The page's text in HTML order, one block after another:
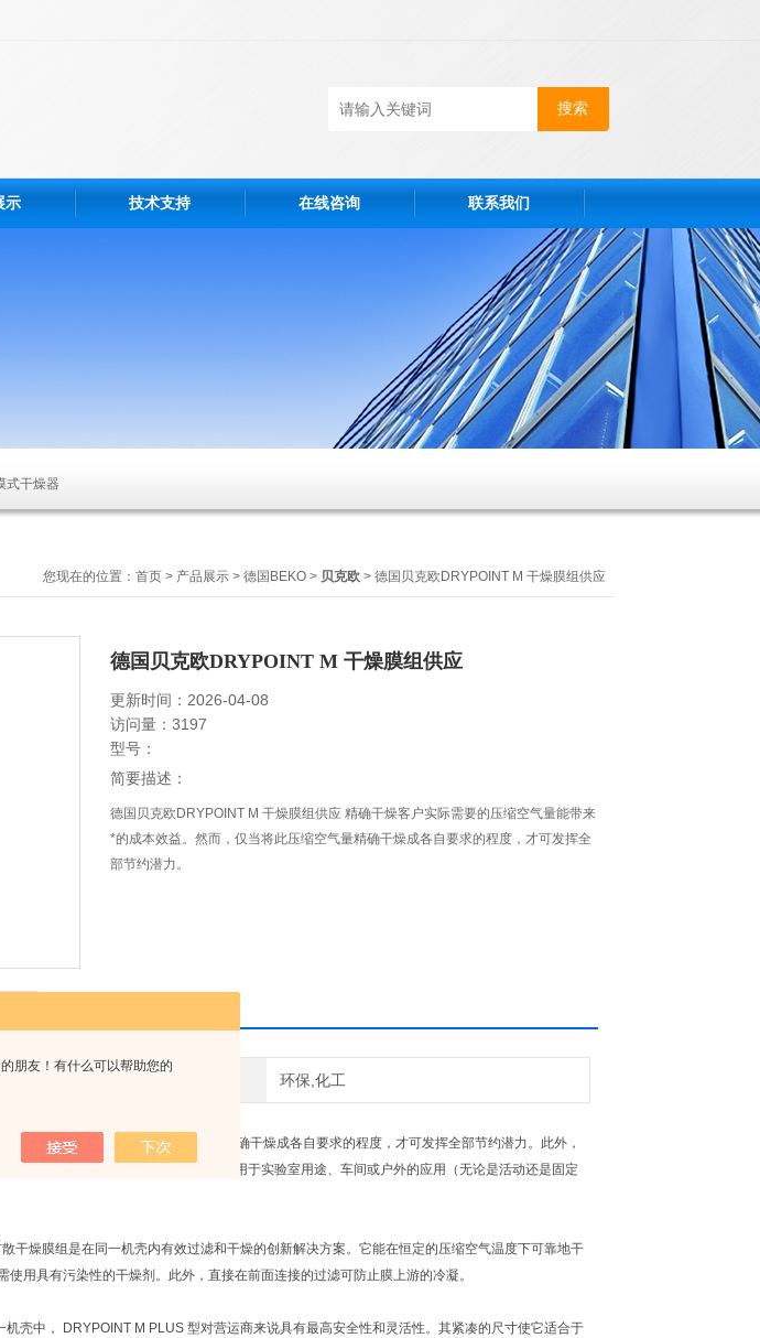
朋友！有什么可以帮助您的
示 技术支持 在线咨询 联系我们
式干燥器
您现在的位置： 首页 > 产品展示 > 德国BEKO > 贝克欧 > 德国贝克欧DRYPOINT M 干燥膜组供应
德国贝克欧DRYPOINT M 干燥膜组供应
更新时间：2026-04-08
访问量：3197
型号：
简要描述：
德国贝克欧DRYPOINT M 干燥膜组供应 精确干燥客户实际需要的压缩空气量能带来
*的成本效益。然而，仅当将此压缩空气量精确干燥成各自要求的程度，才可发挥全
部节约潜力。
环保,化工
应
效益。然而，仅当将此压缩空气量精确干燥成各自要求的程度，才可发挥全部节约潜力。此外，
最高可靠性和直接可用性。这同样适用于实验室用途、车间或户外的应用（无论是活动还是固定
燥膜组是在同一机壳内有效过滤和干燥的创新解决方案。它能在恒定的压缩空气温度下可靠地干
用具有污染性的干燥剂。此外，直接在前面连接的过滤可防止膜上游的冷凝。
壳中， DRYPOINT M PLUS 型对营运商来说具有最高安全性和灵活性。其紧凑的尺寸使它适合于